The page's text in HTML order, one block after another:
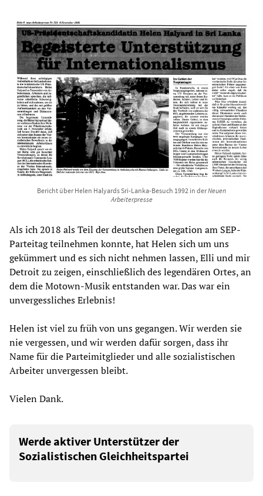
Bericht über Helen Halyards Sri-Lanka-Besuch 1992 in derNeuen
Arbeiterpresse
Als ich 2018 als Teil der deutschen Delegation am SEP-
Parteitag teilnehmen konnte, hat Helen sich um uns
gekümmert und es sich nicht nehmen lassen, Elli und mir
Detroit zu zeigen, einschließlich des legendären Ortes, an
dem die Motown-Musik entstanden war. Das war ein
unvergessliches Erlebnis!
Helen ist viel zu früh von uns gegangen. Wir werden sie
nie vergessen, und wir werden dafür sorgen, dass ihr
Name für die Parteimitglieder und alle sozialistischen
Arbeiter unvergessen bleibt.
Vielen Dank.
Werde aktiver Unterstützer der
Sozialistischen Gleichheitspartei